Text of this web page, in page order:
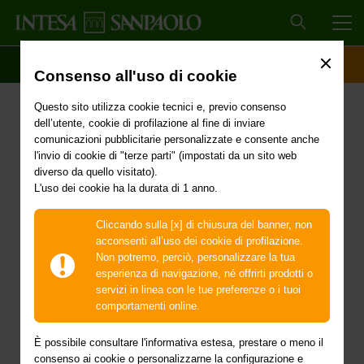
Consenso all'uso di cookie
Questo sito utilizza cookie tecnici e, previo consenso
dell’utente, cookie di profilazione al fine di inviare
comunicazioni pubblicitarie personalizzate e consente anche
l'invio di cookie di "terze parti" (impostati da un sito web
diverso da quello visitato).
L'uso dei cookie ha la durata di 1 anno.
Cliccando sulla [x] di chiusura del banner, non
acconsenti all’uso dei cookie di profilazione.
Non potremo, perciò, personalizzare la tua
esperienza di navigazione, né offrirti prodotti o
servizi in linea con le tue preferenze o i tuoi
comportamenti online.
È possibile consultare l'informativa estesa, prestare o meno il
consenso ai cookie o personalizzarne la configurazione e
TRANSIZIONE 5.0
Le novità normative e i
risultati di
un’indagine ad hoc sulle
imprese italiane
Rivedi il videodel webinar proposto da Intesa
Sanpaolo, insieme ai suoi partner che si è svolto il
26 febbraio 2025: